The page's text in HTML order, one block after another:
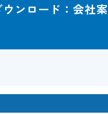
ンロード：会社